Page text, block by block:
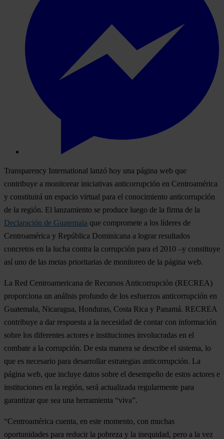
Transparency International lanzó hoy una página web que
contribuye a monitorear iniciativas anticorrupción en Centroamérica
y constituirá un espacio virtual para el conocimiento anticorrupción
de la región. El lanzamiento se produce luego de la firma de la
Declaración de Guatemala que compromete a los líderes de
Centroamérica y República Dominicana a lograr resultados
concretos en la lucha contra la corrupción para el 2010 –y constituye
así uno de las metas prioritarias de monitoreo de la página web.
La Red Centroamericana de Recursos Anticorrupción (RECREA)
proporciona un análisis profundo de los esfuerzos anticorrupción en
Guatemala, Nicaragua, Honduras, Costa Rica y Panamá. RECREA
contribuye a dar respuesta a la necesidad de contar con información
sobre los diferentes actores e instituciones involucradas en el
combate a la corrupción. De esta manera se describe el sistema, lo
que es necesario para desarrollar estrategias anticorrupción. La
página web, que incluye datos sobre el desempeño de estos actores e
instituciones en la región, será actualizada regularmente para
garantizar que sea una herramienta “viva”.
“Centroamérica cuenta, en este momento, con muchas
oportunidades para reducir la pobreza y la inequidad, pero a la vez